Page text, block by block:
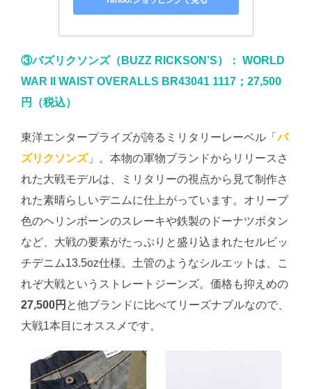
③バズリクソンズ（BUZZ RICKSON’S）： WORLD
WAR II WAIST OVERALLS BR43041 1117；27,500
円（税込）
東洋エンタープライズが誇るミリタリーレーベル「バ
ズリクソンズ」。本物の軍物ブランドからリリースさ
れた大戦モデルは、ミリタリーの視点から見て制作さ
れた素晴らしいデニムに仕上がっています。オリーブ
色のヘリンボーンのスレーキや鉄製のドーナツボタン
など、大戦の要素がたっぷりと盛り込まれたセルビッ
チデニム13.5oz仕様。土管のようなシルエットは、こ
れぞ大戦というストレートジーンズ。価格も抑えめの
27,500円 と他ブランドに比べてリーズナブルなので、
大戦1本目にオススメです。